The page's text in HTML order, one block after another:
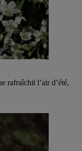
rafraîchit l’air d’été,